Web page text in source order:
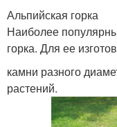
Альпийская горка
Наиболее
горка. Для ее
камни разного
растений.